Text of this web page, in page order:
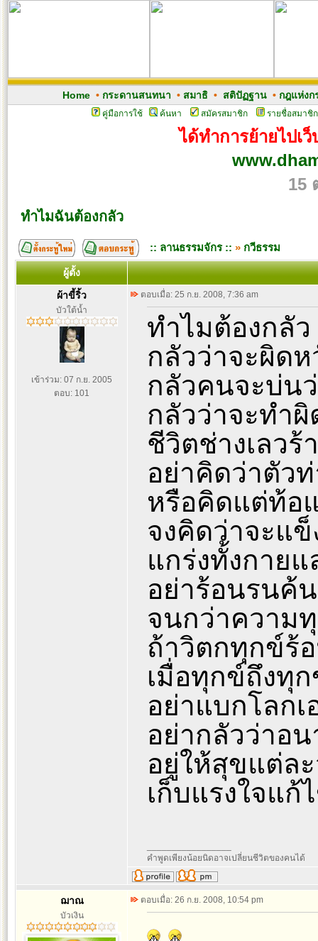
Home• กระดานสนทนา • สมาธิ• สติปัฏฐาน• กฎแห่งก
คู่มือการใช้ ค้นหา สมัครสมาชิก รายชื่อสมาชิก
ได้ทำการย้ายไปเ
15
ทำไมฉันต้องกลัว
:: ลานธรรมจักร :: » กวีธรรม
ผู้ตั้ง
ผ้าขี้ริ้ว
บัวใต้น้ำ
เข้าร่วม: 07 ก.ย. 2005
ตอบ: 101
ตอบเมื่อ: 25 ก.ย. 2008, 7:36 am
ทำไมต้องกลัว
กลัวว่าจะผิด
กลัวคนจะบ่น
กลัวว่าจะทำ
ชีวิตช่างเลว
อย่าคิดว่าตัว
หรือคิดแต่ท้อ
จงคิดว่าจะแข็
แกร่งทั้งกาย
อย่าร้อนรนค้
จนกว่าความ
ถ้าวิตกทุกข์ร้
เมื่อทุกข์ถึงทุ
อย่าแบกโลก
อย่ากลัวว่าอ
อยู่ให้สุขแต่ล
เก็บแรงใจแก้
คำพูดเพียงน้อยนิดอาจเปลี่ยนชีวิตของคนได้
ฌาณ
บัวเงิน
ตอบเมื่อ: 26 ก.ย. 2008, 10:54 pm